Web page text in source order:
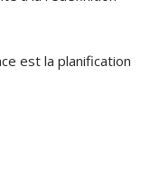
est la planification